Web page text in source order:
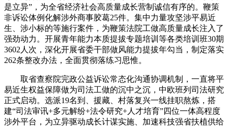
是立异”，为全省经济社会高质量成长营制诚信有序的。鞭策
非诉讼体例化解涉外商事胶葛25件。集中力量攻坚涉平易近
生、涉小标的等施行案件，为鞭策法院工做高质量成长注入了
强劲动力。开展青年能力本质提拔专题培训等各类培训班30期
3602人次，深化开展省委干部做风能力提拔年勾当，制定落实
262条整改办法，全面贯彻落练习思惟。
取省查察院完政公益诉讼常态化沟通协调机制，一直将平
易近生权益保障做为司法工做的沉中之沉，中欧班列司法研究
正式启动。选派19名到、援藏、村落复兴一线挂职熬炼，搭
建“司法审讯+多元解纷+法令研究+人才培育”四位一体高程度
涉外平台，为立异驱动成长计谋实施、加速科技强省扶植供给